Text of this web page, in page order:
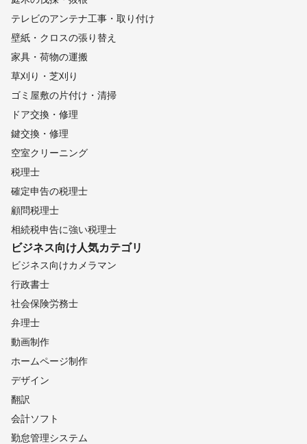
テレビのアンテナ工事・取り付け
壁紙・クロスの張り替え
家具・荷物の運搬
草刈り・芝刈り
ゴミ屋敷の片付け・清掃
ドア交換・修理
鍵交換・修理
空室クリーニング
税理士
確定申告の税理士
顧問税理士
相続税申告に強い税理士
ビジネス向け人気カテゴリ
ビジネス向けカメラマン
行政書士
社会保険労務士
弁理士
動画制作
ホームページ制作
デザイン
翻訳
会計ソフト
勤怠管理システム